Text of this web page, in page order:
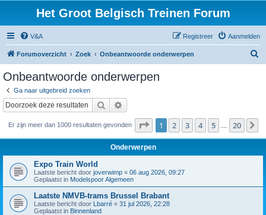
Het Groot Belgisch Treinen Forum
V&A Aanmelden
Registreer
Forumoverzicht Zoek Onbeantwoorde onderwerpen
Onbeantwoorde onderwerpen
Ga naar uitgebreid zoeken
Zoek
Er zijn meer dan 1000 resultaten gevonden Pagina van 20
1 2 3 4 5 20
Onderwerpen
Expo Train World
Laatste bericht door joverwimp « 06 aug 2026, 09:27
Geplaatst in Modelspoor Algemeen
Laatste NMVB-trams Brussel Brabant
Laatste bericht door Lbarré « 31 jul 2026, 22:28
Geplaatst in Binnenland